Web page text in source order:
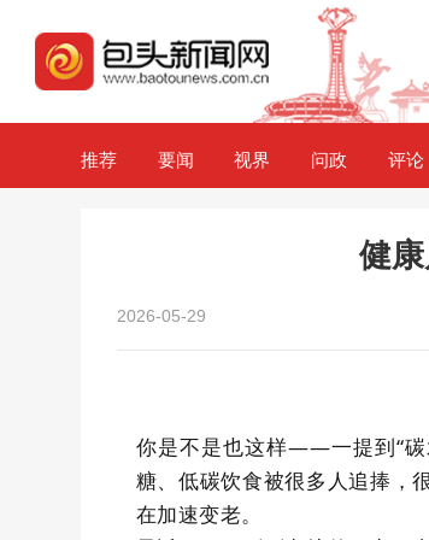
推荐 要闻 视界 问政 评论
健
2026-05-29
你是不是也这样——一提到“
糖、低碳饮食被很多人追捧，
在加速变老。